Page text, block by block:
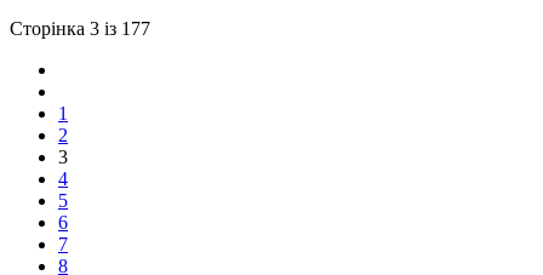
Сторінка 3 із 177
1
2
3
4
5
6
7
8